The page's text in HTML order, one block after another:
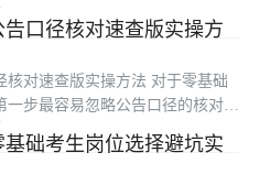
析职位表的零基础考生，从职位
、常见误区避坑到选后备考规划
口径核对速查版实操方
核对速查版实操方法 对于零基础
步最容易忽略公告口径的核对，
符，白白浪费了宝贵的备考时间
接落地执行的公告口径核对选岗
础考生岗位选择避坑实